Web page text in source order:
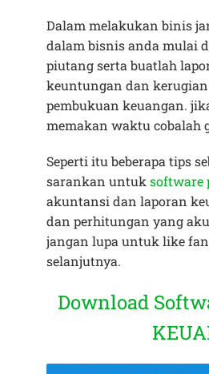
Dalam melakukan binis
dalam bisnis anda mulai
piutang serta buatlah
keuntungan dan
pembukuan keuangan.
memakan waktu cobalah
Seperti itu beberapa tips
sarankan untuk software
akuntansi dan laporan
dan perhitungan yang
jangan lupa untuk like
selanjutnya.
Download